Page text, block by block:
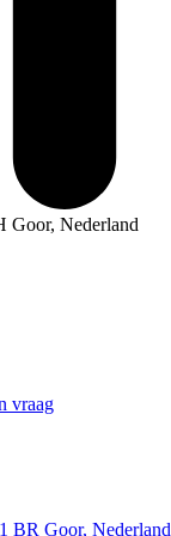
Goor, Nederland
vraag
BR Goor, Nederland